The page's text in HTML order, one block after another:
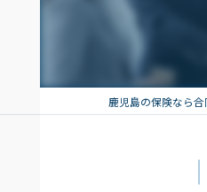
鹿児島の保険なら